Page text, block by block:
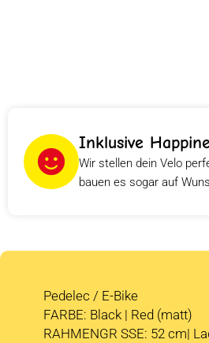
Inklusive
Wir stellen dein Velo
bauen es sogar auf
Pedelec / E-Bike
FARBE: Black | Red (matt)
RAHMENGR SSE: 52 cm|